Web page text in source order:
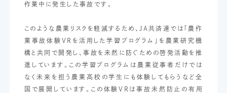
作業中に発生した事故です。
このような農業リスクを軽減するため、JA共済連では「農作
業事故体験VRを活用した学習プログラム」を農業研究機
構と共同で開発し、事故を未然に防ぐための啓発活動を推
進しています。この学習プログラムは農業従事者だけでは
なく未来を担う農業高校の学生にも体験してもらうなど全
国で展開しています。この体験VRは事故未然防止の有用